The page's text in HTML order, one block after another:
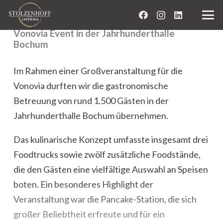
Vonovia Event in der Jahrhunderthalle
Bochum
Im Rahmen einer Großveranstaltung für die
Vonovia durften wir die gastronomische
Betreuung von rund 1.500 Gästen in der
Jahrhunderthalle Bochum übernehmen.
Das kulinarische Konzept umfasste insgesamt drei
Foodtrucks sowie zwölf zusätzliche Foodstände,
die den Gästen eine vielfältige Auswahl an Speisen
boten. Ein besonderes Highlight der
Veranstaltung war die Pancake-Station, die sich
großer Beliebtheit erfreute und für ein